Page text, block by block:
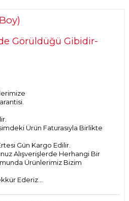
Görüldüğü Gibidir-
Ürün Faturasıyla Birlikte
Gün Kargo Edilir.
Alışverişlerde Herhangi Bir
Ürünlerimiz Bizim
Ederiz...